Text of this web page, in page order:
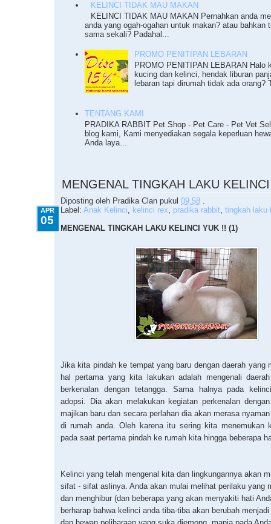
KELINCI TIDAK MAU MAKAN
KELINCI TIDAK MAU MAKAN Pernahkan anda
anda yang ogah-ogahan untuk makan? atau bahkan
sama sekali? Padahal...
PROMO PENITIPAN LEBARAN
PROMO PENITIPAN LEBARAN Halo
kucing dan kelinci, hendak liburan
lebaran tapi dirumah tidak ada orang?
TENTANG KAMI
PRADIKA RABBIT Pet Shop - Pet Care - Pet Vet
blog kami, Kami menyediakan segala keperluan
Anda laya...
MENGENAL TINGKAH LAKU
Diposting oleh Pradika Clan pukul 09.58 .
APR
05
Label: Anak Kelinci, kelinci rex, pradika rabbit, tingkah laku
MENGENAL TINGKAH LAKU KELINCI YUK !! (1)
Jika kita pindah ke tempat yang baru dengan daerah yang
hal pertama yang kita lakukan adalah mengenali
berkenalan dengan tetangga. Sama halnya pada
adopsi. Dia akan melakukan kegiatan perkenalan
majikan baru dan secara perlahan dia akan merasa
di rumah anda. Oleh karena itu sering kita menemukan
pada saat pertama pindah ke rumah kita hingga beberapa
Kelinci yang telah mengenal kita dan lingkungannya akan
sifat - sifat aslinya. Anda akan mulai melihat perilaku yang
dan menghibur (dan beberapa yang akan menyakiti hati
berharap bahwa kelinci anda tiba-tiba akan berubah